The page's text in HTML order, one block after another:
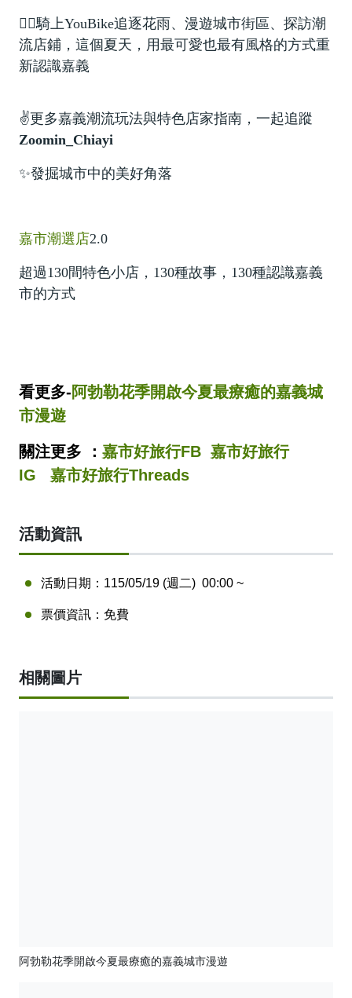
🚴‍♀️騎上YouBike追逐花雨、漫遊城市街區、探訪潮
流店鋪，這個夏天，用最可愛也最有風格的方式重
新認識嘉義
✌️更多嘉義潮流玩法與特色店家指南，一起追蹤
Zoomin_Chiayi
✨發掘城市中的美好角落
嘉市潮選店2.0
超過130間特色小店， 130種故事， 130種認識嘉義
市的方式
看更多-阿勃勒花季開啟今夏最療癒的嘉義城
市漫遊
關注更多 ： 嘉市好旅行FB 嘉市好旅行
IG
嘉市好旅行Threads
活動資訊
活動日期： 115/05/19 (週二) 00:00 ~
票價資訊： 免費
相關圖片
阿勃勒花季開啟今夏最療癒的嘉義城市漫遊